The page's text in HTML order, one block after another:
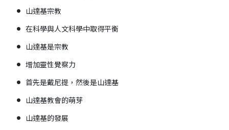
山達基宗教
在科學與人文科學中取得平衡
山達基是宗教
增加靈性覺察力
首先是戴尼提，然後是山達基
山達基教會的萌芽
山達基的發展